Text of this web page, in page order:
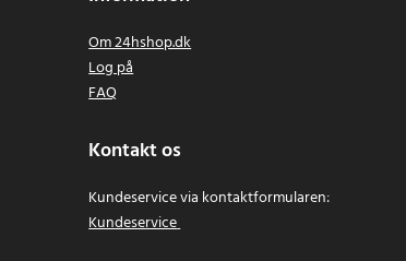
Om 24hshop.dk
Log på
FAQ
Kontakt os
Kundeservice via kontaktformularen:
Kundeservice